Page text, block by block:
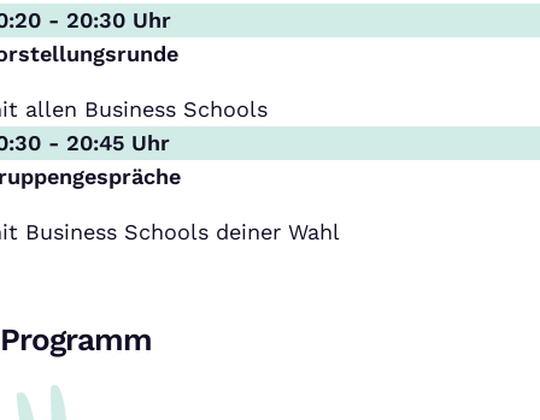
- 20:30 Uhr
allen Business Schools
- 20:45 Uhr
Business Schools deiner Wahl
Programm